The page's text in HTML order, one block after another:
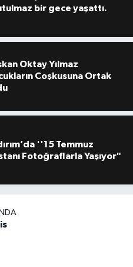
bir gece yaşattı.
Oktay Yılmaz
Coşkusuna Ortak
''15 Temmuz
Fotoğraflarla Yaşıyor"